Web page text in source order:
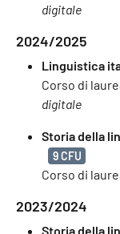
digitale
2024/2025
Linguistica
Corso di
digitale
Storia della
9 CFU
Corso di
2023/2024
Storia della